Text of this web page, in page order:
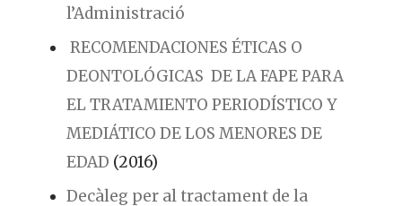
l’Administració
RECOMENDACIONES ÉTICAS O
DEONTOLÓGICAS DE LA FAPE PARA
EL TRATAMIENTO PERIODÍSTICO Y
MEDIÁTICO DE LOS MENORES DE
EDAD (2016)
Decàleg per al tractament de la